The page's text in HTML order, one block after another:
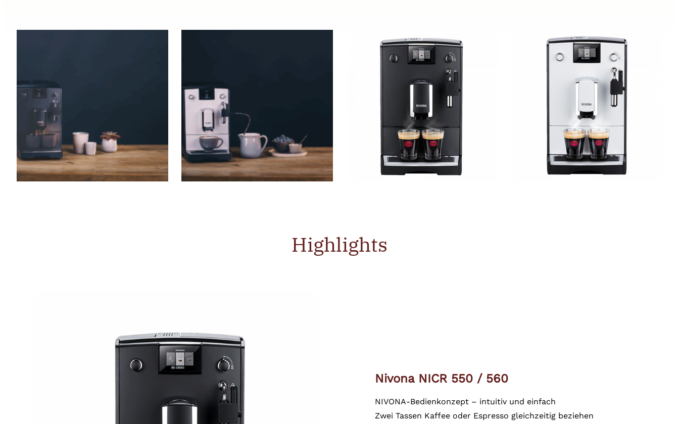
Highlights
Nivona NICR 550 / 560
NIVONA-Bedienkonzept – intuitiv und einfach
Zwei Tassen Kaffee oder Espresso gleichzeitig beziehen